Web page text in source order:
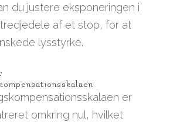
du justere eksponeringen i
af et stop, for at
lysstyrke.
er
omkring nul, hvilket